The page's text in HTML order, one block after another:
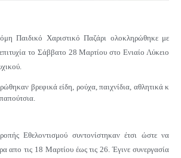
Παιδικό Χαριστικό Παζάρι ολοκληρώθηκε με
το Σάββατο 28 Μαρτίου στο Ενιαίο Λύκειο
βρεφικά είδη, ρούχα, παιχνίδια, αθλητικά κ
Εθελοντισμού συντονίστηκαν έτσι ώστε να
απο τις 18 Μαρτίου έως τις 26. Έγινε συνεργασία